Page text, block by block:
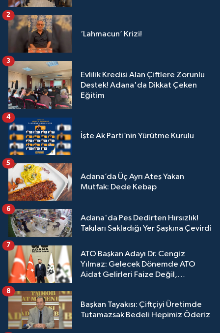
‘Lahmacun’ Krizi!
2
Evlilik Kredisi Alan Çiftlere Zorunlu
Destek! Adana'da Dikkat Çeken
Eğitim
3
İşte Ak Parti’nin Yürütme Kurulu
4
Adana’da Üç Ayrı Ateş Yakan
Mutfak: Dede Kebap
5
Adana'da Pes Dedirten Hırsızlık!
Takıları Sakladığı Yer Şaşkına Çevirdi
6
ATO Başkan Adayı Dr. Cengiz
Yılmaz: Gelecek Dönemde ATO
Aidat Gelirleri Faize Değil,
7
Başkan Tayakısı: Çiftçiyi Üretimde
Tutamazsak Bedeli Hepimiz Öderiz
8